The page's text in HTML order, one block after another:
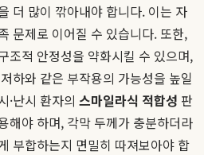
더 많이 깎아내야 합니다. 이는 자
문제로 이어질 수 있습니다. 또한,
조적 안정성을 약화시킬 수 있으며,
하와 같은 부작용의 가능성을 높일
·난시 환자의 스마일라식 적합성 판
해야 하며, 각막 두께가 충분하더라
부합하는지 면밀히 따져보아야 합